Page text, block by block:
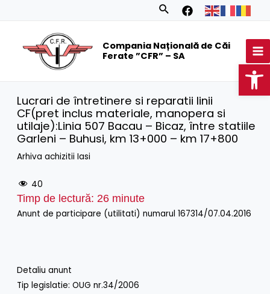
Search
Compania Națională de Căi
Ferate ”CFR” – SA
Lucrari de întretinere si reparatii linii
CF(pret inclus materiale, manopera si
utilaje):Linia 507 Bacau – Bicaz, între statiile
Garleni – Buhusi, km 13+000 – km 17+800
Arhiva achizitii Iasi
40
Timp de lectură: 26 minute
Anunt de participare (utilitati) numarul 167314/07.04.2016
Detaliu anunt
Tip legislatie: OUG nr.34/2006